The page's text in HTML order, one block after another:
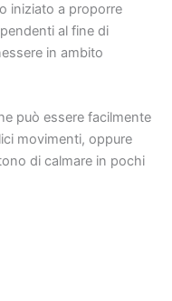
iniziato a proporre
al fine di
in ambito
può essere facilmente
movimenti, oppure
di calmare in pochi